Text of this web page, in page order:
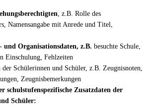
, z.B. Rolle des
Namensangabe mit Anrede und Titel,
und Organisationsdaten, z.B. besuchte Schule,
Einschulung, Fehlzeiten
der Schülerinnen und Schüler, z.B. Zeugnisnoten,
Zeugnisbemerkungen
schulstufenspezifische Zusatzdaten der
Schüler: